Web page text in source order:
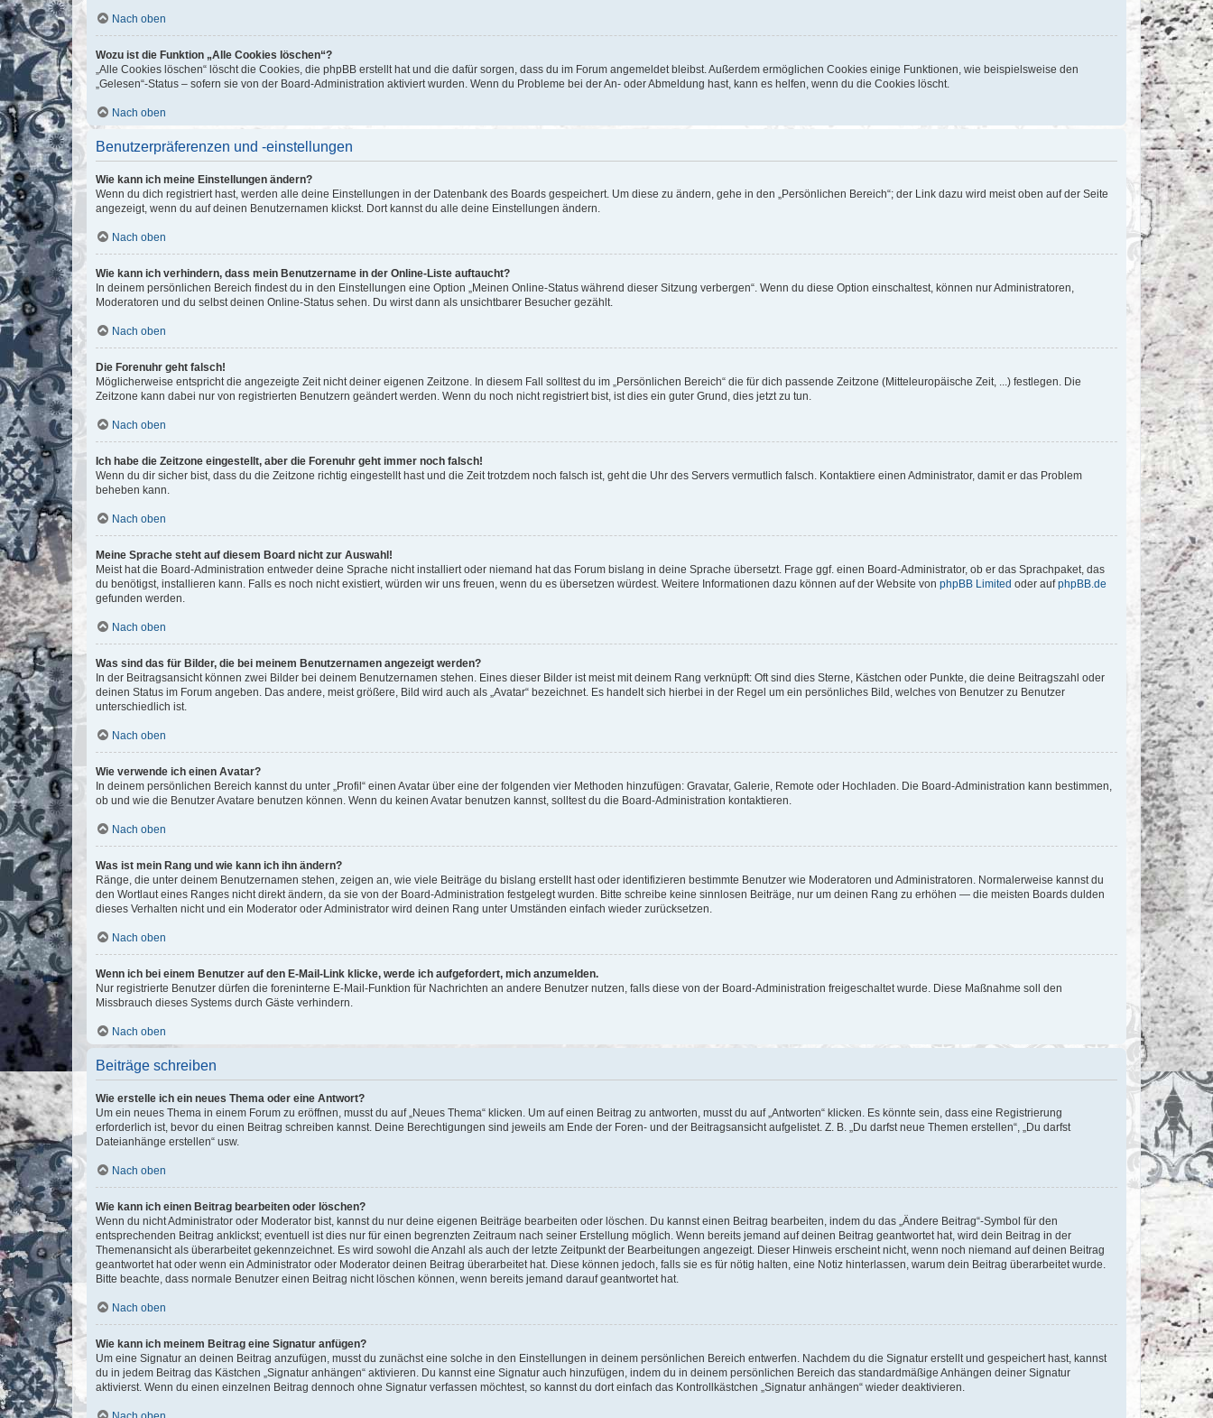
Nach oben
Wozu ist die Funktion „Alle Cookies löschen“?
„Alle Cookies löschen“ löscht die Cookies, die phpBB erstellt hat und die dafür sorgen, dass du im Forum angemeldet bleibst. Außerdem ermöglichen Cookies einige Funktionen, wie beispielsweise den
„Gelesen“-Status – sofern sie von der Board-Administration aktiviert wurden. Wenn du Probleme bei der An- oder Abmeldung hast, kann es helfen, wenn du die Cookies löscht.
Nach oben
Benutzerpräferenzen und -einstellungen
Wie kann ich meine Einstellungen ändern?
Wenn du dich registriert hast, werden alle deine Einstellungen in der Datenbank des Boards gespeichert. Um diese zu ändern, gehe in den „Persönlichen Bereich“; der Link dazu wird meist oben auf der Seite
angezeigt, wenn du auf deinen Benutzernamen klickst. Dort kannst du alle deine Einstellungen ändern.
Nach oben
Wie kann ich verhindern, dass mein Benutzername in der Online-Liste auftaucht?
In deinem persönlichen Bereich findest du in den Einstellungen eine Option „Meinen Online-Status während dieser Sitzung verbergen“. Wenn du diese Option einschaltest, können nur Administratoren,
Moderatoren und du selbst deinen Online-Status sehen. Du wirst dann als unsichtbarer Besucher gezählt.
Nach oben
Die Forenuhr geht falsch!
Möglicherweise entspricht die angezeigte Zeit nicht deiner eigenen Zeitzone. In diesem Fall solltest du im „Persönlichen Bereich“ die für dich passende Zeitzone (Mitteleuropäische Zeit, ...) festlegen. Die
Zeitzone kann dabei nur von registrierten Benutzern geändert werden. Wenn du noch nicht registriert bist, ist dies ein guter Grund, dies jetzt zu tun.
Nach oben
Ich habe die Zeitzone eingestellt, aber die Forenuhr geht immer noch falsch!
Wenn du dir sicher bist, dass du die Zeitzone richtig eingestellt hast und die Zeit trotzdem noch falsch ist, geht die Uhr des Servers vermutlich falsch. Kontaktiere einen Administrator, damit er das Problem
beheben kann.
Nach oben
Meine Sprache steht auf diesem Board nicht zur Auswahl!
Meist hat die Board-Administration entweder deine Sprache nicht installiert oder niemand hat das Forum bislang in deine Sprache übersetzt. Frage ggf. einen Board-Administrator, ob er das Sprachpaket, das
du benötigst, installieren kann. Falls es noch nicht existiert, würden wir uns freuen, wenn du es übersetzen würdest. Weitere Informationen dazu können auf der Website von phpBB Limited oder aufphpBB.de
gefunden werden.
Nach oben
Was sind das für Bilder, die bei meinem Benutzernamen angezeigt werden?
In der Beitragsansicht können zwei Bilder bei deinem Benutzernamen stehen. Eines dieser Bilder ist meist mit deinem Rang verknüpft: Oft sind dies Sterne, Kästchen oder Punkte, die deine Beitragszahl oder
deinen Status im Forum angeben. Das andere, meist größere, Bild wird auch als „Avatar“ bezeichnet. Es handelt sich hierbei in der Regel um ein persönliches Bild, welches von Benutzer zu Benutzer
unterschiedlich ist.
Nach oben
Wie verwende ich einen Avatar?
In deinem persönlichen Bereich kannst du unter „Profil“ einen Avatar über eine der folgenden vier Methoden hinzufügen: Gravatar, Galerie, Remote oder Hochladen. Die Board-Administration kann bestimmen,
ob und wie die Benutzer Avatare benutzen können. Wenn du keinen Avatar benutzen kannst, solltest du die Board-Administration kontaktieren.
Nach oben
Was ist mein Rang und wie kann ich ihn ändern?
Ränge, die unter deinem Benutzernamen stehen, zeigen an, wie viele Beiträge du bislang erstellt hast oder identifizieren bestimmte Benutzer wie Moderatoren und Administratoren. Normalerweise kannst du
den Wortlaut eines Ranges nicht direkt ändern, da sie von der Board-Administration festgelegt wurden. Bitte schreibe keine sinnlosen Beiträge, nur um deinen Rang zu erhöhen — die meisten Boards dulden
dieses Verhalten nicht und ein Moderator oder Administrator wird deinen Rang unter Umständen einfach wieder zurücksetzen.
Nach oben
Wenn ich bei einem Benutzer auf den E-Mail-Link klicke, werde ich aufgefordert, mich anzumelden.
Nur registrierte Benutzer dürfen die foreninterne E-Mail-Funktion für Nachrichten an andere Benutzer nutzen, falls diese von der Board-Administration freigeschaltet wurde. Diese Maßnahme soll den
Missbrauch dieses Systems durch Gäste verhindern.
Nach oben
Beiträge schreiben
Wie erstelle ich ein neues Thema oder eine Antwort?
Um ein neues Thema in einem Forum zu eröffnen, musst du auf „Neues Thema“ klicken. Um auf einen Beitrag zu antworten, musst du auf „Antworten“ klicken. Es könnte sein, dass eine Registrierung
erforderlich ist, bevor du einen Beitrag schreiben kannst. Deine Berechtigungen sind jeweils am Ende der Foren- und der Beitragsansicht aufgelistet. Z. B. „Du darfst neue Themen erstellen“, „Du darfst
Dateianhänge erstellen“ usw.
Nach oben
Wie kann ich einen Beitrag bearbeiten oder löschen?
Wenn du nicht Administrator oder Moderator bist, kannst du nur deine eigenen Beiträge bearbeiten oder löschen. Du kannst einen Beitrag bearbeiten, indem du das „Ändere Beitrag“-Symbol für den
entsprechenden Beitrag anklickst; eventuell ist dies nur für einen begrenzten Zeitraum nach seiner Erstellung möglich. Wenn bereits jemand auf deinen Beitrag geantwortet hat, wird dein Beitrag in der
Themenansicht als überarbeitet gekennzeichnet. Es wird sowohl die Anzahl als auch der letzte Zeitpunkt der Bearbeitungen angezeigt. Dieser Hinweis erscheint nicht, wenn noch niemand auf deinen Beitrag
geantwortet hat oder wenn ein Administrator oder Moderator deinen Beitrag überarbeitet hat. Diese können jedoch, falls sie es für nötig halten, eine Notiz hinterlassen, warum dein Beitrag überarbeitet wurde.
Bitte beachte, dass normale Benutzer einen Beitrag nicht löschen können, wenn bereits jemand darauf geantwortet hat.
Nach oben
Wie kann ich meinem Beitrag eine Signatur anfügen?
Um eine Signatur an deinen Beitrag anzufügen, musst du zunächst eine solche in den Einstellungen in deinem persönlichen Bereich entwerfen. Nachdem du die Signatur erstellt und gespeichert hast, kannst
du in jedem Beitrag das Kästchen „Signatur anhängen“ aktivieren. Du kannst eine Signatur auch hinzufügen, indem du in deinem persönlichen Bereich das standardmäßige Anhängen deiner Signatur
aktivierst. Wenn du einen einzelnen Beitrag dennoch ohne Signatur verfassen möchtest, so kannst du dort einfach das Kontrollkästchen „Signatur anhängen“ wieder deaktivieren.